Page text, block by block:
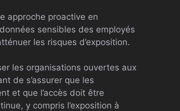
approche proactive en
sensibles des employés
les risques d’exposition.
les organisations ouvertes aux
de s’assurer que les
et que l’accès doit être
y compris l’exposition à